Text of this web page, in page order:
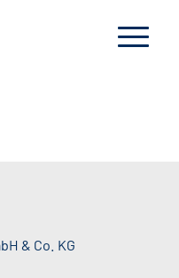
& Co. KG